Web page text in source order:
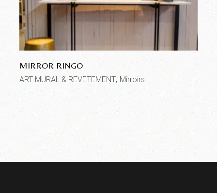
MIRROR RINGO
ART MURAL & REVETEMENT Mirroirs